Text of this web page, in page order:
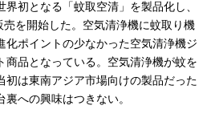
初となる「蚊取空清」を製品化し、
を開始した。空気清浄機に蚊取り機
化ポイントの少なかった空気清浄機ジ
商品となっている。空気清浄機が蚊を
初は東南アジア市場向けの製品だった
への興味はつきない。